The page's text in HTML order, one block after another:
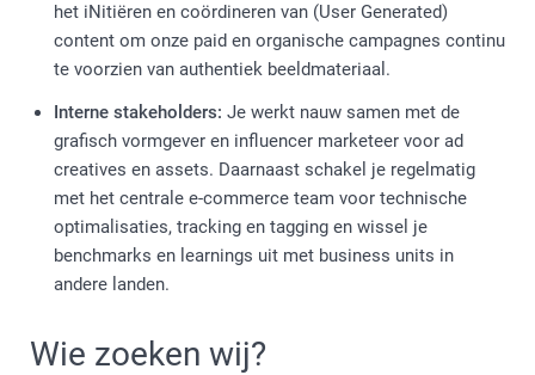
het iNitiëren en coördineren van (User Generated)
content om onze paid en organische campagnes continu
te voorzien van authentiek beeldmateriaal.
Interne stakeholders: Je werkt nauw samen met de
grafisch vormgever en influencer marketeer voor ad
creatives en assets. Daarnaast schakel je regelmatig
met het centrale e-commerce team voor technische
optimalisaties, tracking en tagging en wissel je
benchmarks en learnings uit met business units in
andere landen.
Wie zoeken wij?